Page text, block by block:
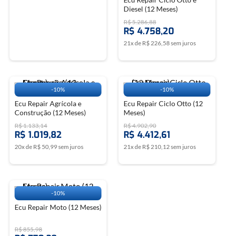
Diesel (12 Meses)
R$5.286,88
R$ 4.758,20
21x de R$226,58sem juros
-10%
Ecu Repair Agrícola e
Construção (12 Meses)
R$1.133,14
R$ 1.019,82
20x de R$ 50,99sem juros
-10%
Ecu Repair Ciclo Otto (12
Meses)
R$4.902,90
R$ 4.412,61
21x de R$210,12sem juros
-10%
Ecu Repair Moto (12 Meses)
R$855,98